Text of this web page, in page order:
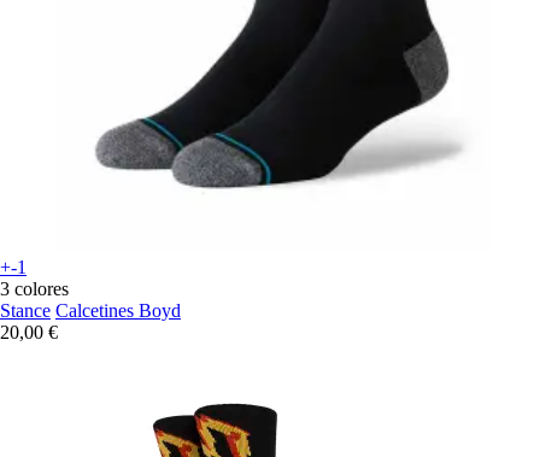
+-1
3 colores
Stance Calcetines Boyd
20,00 €